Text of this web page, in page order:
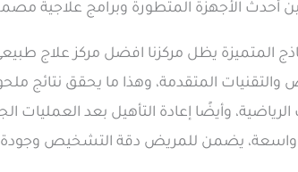
أحدث الأجهزة المتطورة وبرامج علاجية
المتميزة يظل مركزنا افضل مركز علاج
المتقدمة، وهذا ما يحقق نتائج
الرياضية، وأيضًا إعادة التأهيل بعد
واسعة، يضمن للمريض دقة التشخيص وجودة